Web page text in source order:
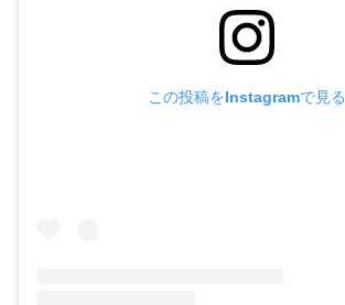
この投稿をInstagramで見る